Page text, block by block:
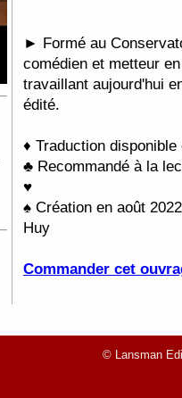
► Formé au
comédien et metteur
travaillant aujourd'hui
édité.
♦ Traduction
♣ Recommandé à la
♥
♠ Création en août
Huy
Commander cet
© Lansman